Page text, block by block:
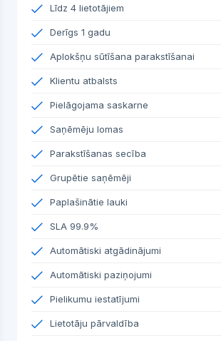
Līdz 4 lietotājiem
Derīgs 1 gadu
Aplokšņu sūtīšana parakstīšanai
Klientu atbalsts
Pielāgojama saskarne
Saņēmēju lomas
Parakstīšanas secība
Grupētie saņēmēji
Paplašinātie lauki
SLA 99.9%
Automātiski atgādinājumi
Automātiski paziņojumi
Pielikumu iestatījumi
Lietotāju pārvaldība